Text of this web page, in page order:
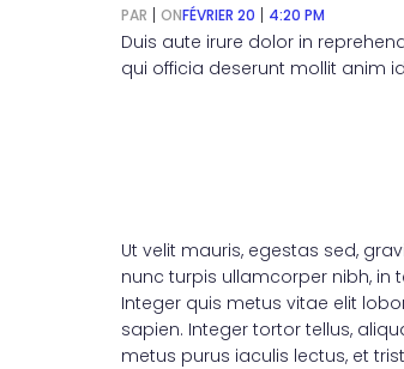
PAR | ONFÉVRIER 20 | 4:20 PM
Duis aute irure dolor in
qui officia deserunt mollit anim
Ut velit mauris, egestas sed,
nunc turpis ullamcorper nibh, in
Integer quis metus vitae elit
sapien. Integer tortor tellus,
metus purus iaculis lectus, et